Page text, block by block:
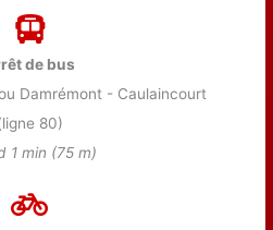
de bus
Damrémont - Caulaincourt
80)
1 min (75 m)